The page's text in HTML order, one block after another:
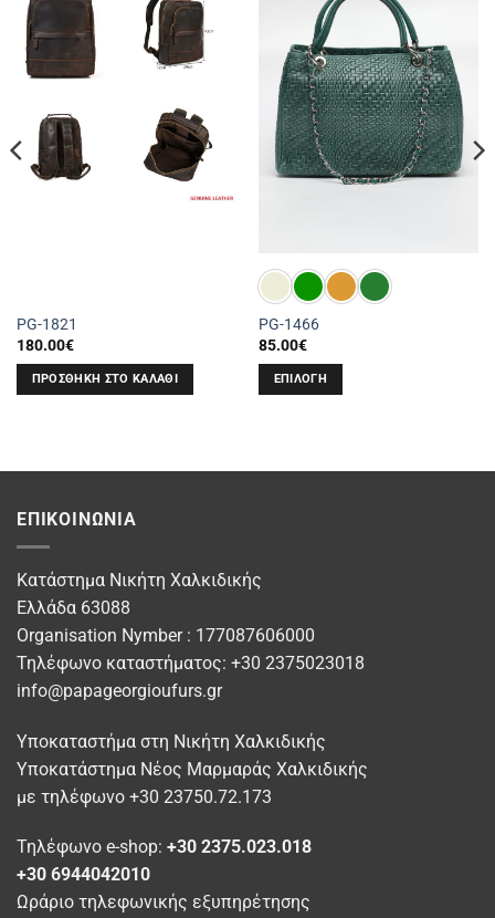
PG-1821
180.00€
ΠΡΟΣΘΉΚΗ ΣΤΟ ΚΑΛΆΘΙ
PG-1466
85.00€
ΕΠΙΛΟΓΉ
έχει
μπορούν
επιλεγούν
στη
προϊόντος
ΕΠΙΚΟΙΝΩΝΊΑ
Κατάστημα Νικήτη Χαλκιδικής
Ελλάδα 63088
Organisation Nymber : 177087606000
Τηλέφωνο καταστήματος: +30 2375023018
info@papageorgioufurs.gr
Υποκαταστήμα στη Νικήτη Χαλκιδικής
Υποκατάστημα Νέος Μαρμαράς Χαλκιδικής
με τηλέφωνο +30 23750.72.173
Τηλέφωνο e-shop: +30 2375.023.018
+30 6944042010
Ωράριο τηλεφωνικής εξυπηρέτησης